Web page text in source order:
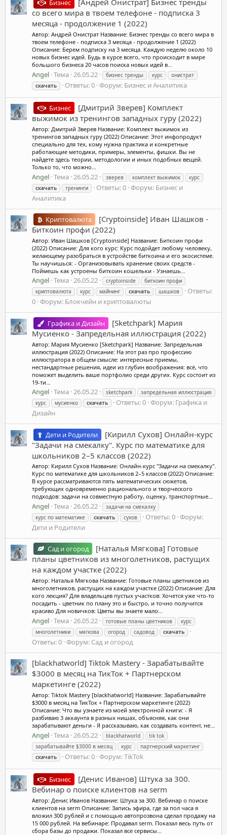
Бизнес
[Андрей Онистрат] Бизнес тренды
со всего мира в твоем телефоне - подписка 3
месяца - продолжение 1 (2022)
Автор: Андрей Онистрат Название: Бизнес тренды со всего мира в
твоем телефоне - подписка 3 месяца - продолжение 1 (2022)
Описание: Берем подписку на 3 месяца. Каждую неделю около 10
новых бизнес идей. Будь в курсе всего, что происходит в мире
большого бизнеса 20 часов поиска новых идей в...
Angel Тема 26.05.22 бизнес тренды курс
онистрат
скачать
Ответы: 0 Форум: Бизнес и Аналитика
Бизнес
[Дмитрий Зверев] Комплект
выжимок из тренингов западных гуру (2022)
Автор: Дмитрий Зверев Название: Комплект выжимок из
тренингов западных гуру (2022) Описание: Этот инфопродукт
специально для тех, кому нужна практика и конкретные
работающие методики, примеры, элементы, фишки. Вы не
найдете здесь теории, методологии и иных подобных вещей.
Только то, что можно...
Angel Тема 26.05.22 зверев комплект выжимок
курс
скачать
тренинги Ответы: 0 Форум: Бизнес и
Аналитика
Криптовалюта
[Cryptoinside] Иван Шашков -
Биткоин профи (2022)
Автор: Иван Шашков [Cryptoinside] Название: Биткоин профи
(2022) Описание: Для кого курс: Курс подойдет любому человеку,
желающему разобраться в устройстве биткоина и его экосистеме.
Ты научишься: - Организовывать хранение своих средств -
Поймешь как устроены биткоин кошельки - Узнаешь...
Angel Тема 26.05.22 cryptoinside
биткоин профи
криптовалюта
курс майнинг скачать шашков
Ответы:
0 Форум: Блокчейн и криптовалюты
Графика и Дизайн
[Sketchpark] Мария
Мусиенко - Запредельная иллюстрация (2022)
Автор: Мария Мусиенко [Sketchpark] Название: Запредельная
иллюстрация (2022) Описание: На этот раз про профессию
иллюстратора в общем смысле: интересные приемы,
нестандартные решения, идеи из глубин воображения: всё, что
поможет выделить ваше портфолио среди других. Курс состоит из
19-ти...
Angel Тема 26.05.22 sketchpark
запредельная иллюстрация
курс
мусиенко скачать Ответы: 0 Форум: Графика и
Дизайн
Дети и Родители
[Кирилл Сухов] Онлайн-курс
"Задачи на смекалку". Курс по математике для
школьников 2–5 классов (2022)
Автор: Кирилл Сухов Название: Онлайн-курс "Задачи на смекалку".
Курс по математике для школьников 2–5 классов (2022) Описание:
В курсе рассматриваются пять математических сюжетов,
требующих одновременно рационального и творческого
подходов: задачи на совместную работу, оценку, транспортные...
Angel Тема 26.05.22
задачи на смекалку
курс по математике
скачать сухов Ответы: 0 Форум:
Дети и Родители
Сад и огород
[Наталья Мягкова] Готовые
планы цветников из многолетников, растущих
на каждом участке (2022)
Автор: Наталья Мягкова Название: Готовые планы цветников из
многолетников, растущих на каждом участке (2022) Описание: Для
кого лекция? Для владельцев пустых участков: Хочется уже что-то
посадить - цветник по плану это и быстро, и точно получится
красиво Для новичков: Цветы вы знаете мало...
Angel Тема 26.05.22 готовые планы цветников
курс
многолетники
мягкова огород садовод скачать
Ответы: 0 Форум: Сад и огород
[blackhatworld] Tiktok Mastery - Зарабатывайте
$3000 в месяц на ТикТок + Партнерском
маркетинге (2022)
Автор: Tiktok Mastery [blackhatworld] Название: Зарабатывайте
$3000 в месяц на ТикТок + Партнерском маркетинге (2022)
Описание: Что вы узнаете из моей электронной книги: - Я
разбиваю 3 аккаунта в разных нишах, объясняя, как они
зарабатывают деньги - Я рассказываю, как создавать контент, не...
Angel Тема 26.05.22 blackhatworld
tik tok
зарабатывайте $3000 в месяц
курс
партнерский маркетинг
скачать
Ответы: 0 Форум:TikTok
Бизнес
[Денис Иванов] Штука за 300.
Вебинар о поиске клиентов на serm
Автор: Денис Иванов Название: Штука за 300. Вебинар о поиске
клиентов на serm Описание: Запись эфира, где за пол часа я
вложил 300 рублей и с помощью автопрозвона сделал продажу на
15 000 рублей. На вебинаре: Продавал serm. Показал весь путь от
сбора базы до продажи. Показал все сервисы...